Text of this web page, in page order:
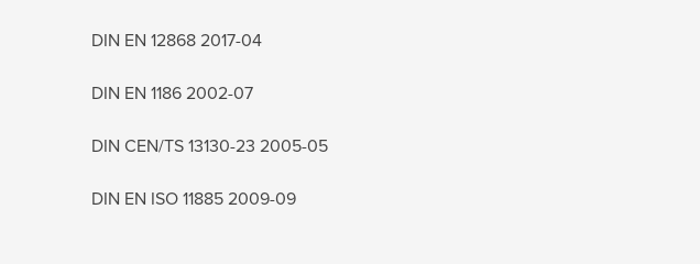
DIN EN 12868 2017-04
DIN EN 1186 2002-07
DIN CEN/TS 13130-23 2005-05
DIN EN ISO 11885 2009-09